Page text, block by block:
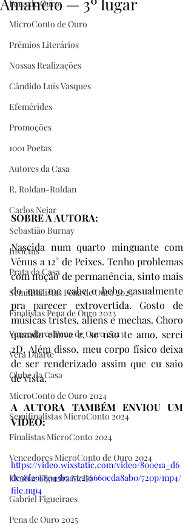
Pena de Ouro
MicroConto de Ouro
Prêmios Literários
Nossas Realizações
Cândido Luís Vasques
Efemérides
Promoções
1001 Poetas
Autores da Casa
R. Roldan-Roldan
Carlos Nejar
Sebastião Burnay
Invictus
Prata da Casa
Semifinalistas Pena de Ouro 2023
Finalistas Pena de Ouro 2023
Vencedores Pena de Ouro 2023
Vera Duarte
Clube da Casa
MicroConto de Ouro 2024
Semifinalistas MicroConto 2024
Finalistas MicroConto 2024
Vencedores MicroConto de Ouro 2024
Elomar Figueira Mello
Gabriel Figueiraes
Pena de Ouro 2025
SOBRE A AUTORA:
Nascida num quarto minguante com
Vênus a 12° de Peixes. Tenho problemas
com noção de permanência, sinto mais
do que me cabe e bebo casualmente
pra parecer extrovertida. Gosto de
músicas tristes, aliens e mechas. Choro
quando chove e, se não te amo, serei
2D. Além disso, meu corpo físico deixa
de ser renderizado assim que eu saio
de vista.
A AUTORA TAMBÉM ENVIOU UM
VÍDEO:
https://video.wixstatic.com/video/800e1a_d6
dc58f2948043b7a7c276660cda8ab0/720p/mp4/
file.mp4